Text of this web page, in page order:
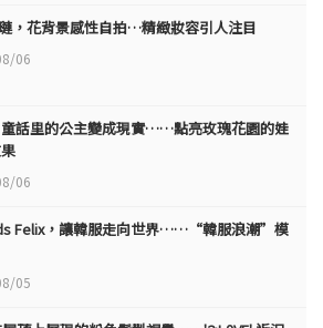
，花背景感性自拍…精緻妝容引人注目
06
話里的公主變成現實……點亮玫瑰花園的娃
06
Felix，讓韓服走向世界……“韓服浪潮”模
05